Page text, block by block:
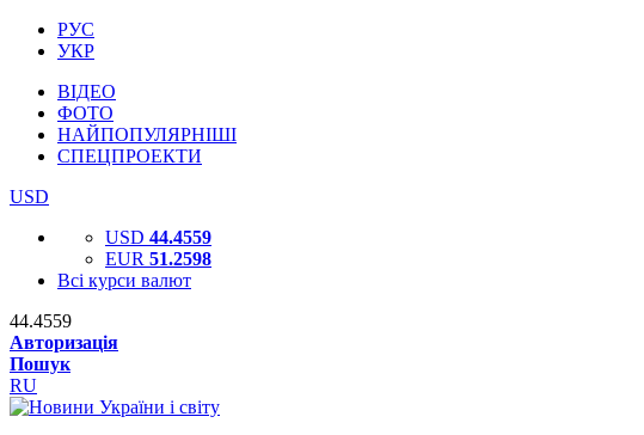
РУС
УКР
ВІДЕО
ФОТО
НАЙПОПУЛЯРНІШІ
СПЕЦПРОЕКТИ
USD
USD 44.4559
EUR 51.2598
Всі курси валют
44.4559
Авторизація
Пошук
RU